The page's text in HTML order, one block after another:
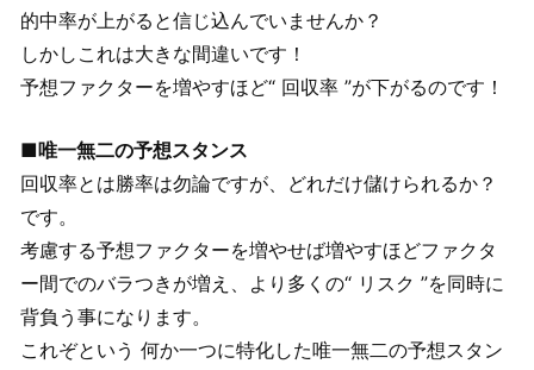
的中率が上がると信じ込んでいませんか？
しかしこれは大きな間違いです！
予想ファクターを増やすほど“ 回収率 ”が下がるのです！
■唯一無二の予想スタンス
回収率とは勝率は勿論ですが、どれだけ儲けられるか？
です。
考慮する予想ファクターを増やせば増やすほどファクタ
ー間でのバラつきが増え、より多くの“ リスク ”を同時に
背負う事になります。
これぞという 何か一つに特化した唯一無二の予想スタン